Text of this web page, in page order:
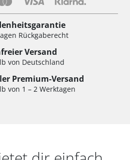
Rückgaberecht
Versand
von Deutschland
Premium-Versand
von 1 – 2 Werktagen